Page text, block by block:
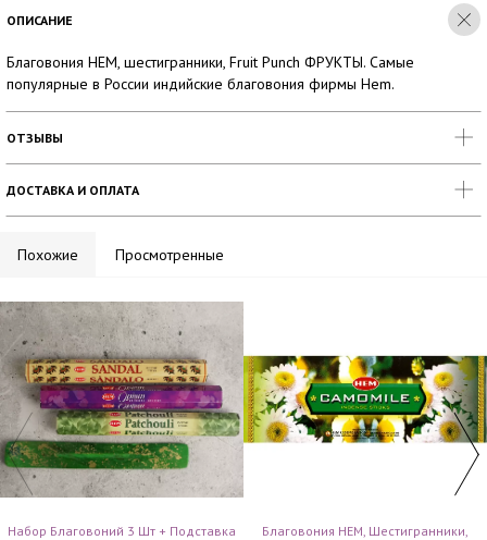
ОПИСАНИЕ
Благовония HEM, шестигранники, Fruit Punch ФРУКТЫ. Самые
популярные в России индийские благовония фирмы Hem.
ОТЗЫВЫ
ДОСТАВКА И ОПЛАТА
Похожие Просмотренные
Набор Благовоний 3 Шт + Подставка
Благовония HEM, Шестигранники,